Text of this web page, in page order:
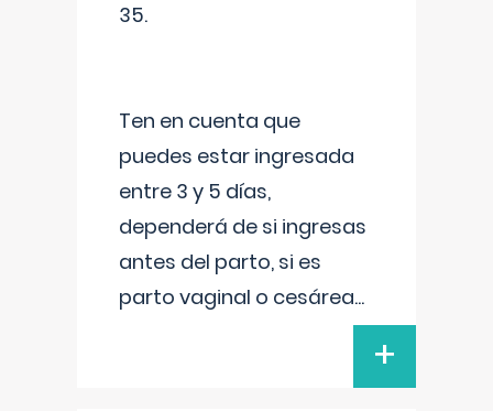
35.
Ten en cuenta que
puedes estar ingresada
entre 3 y 5 días,
dependerá de si ingresas
antes del parto, si es
parto vaginal o cesárea...
+